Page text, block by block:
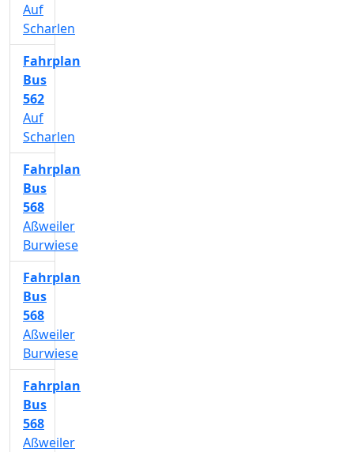
Auf
Scharlen
Fahrplan
Bus
562
Auf
Scharlen
Fahrplan
Bus
568
Aßweiler
Burwiese
Fahrplan
Bus
568
Aßweiler
Burwiese
Fahrplan
Bus
568
Aßweiler